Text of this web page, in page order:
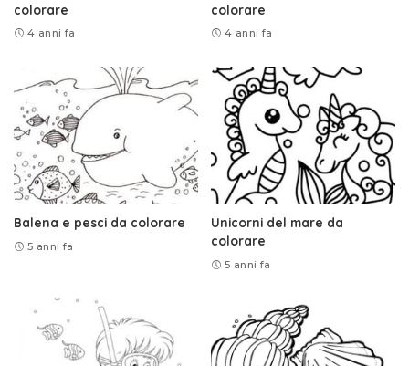
colorare
4 anni fa
colorare
4 anni fa
Balena e pesci da colorare
5 anni fa
Unicorni del mare da
colorare
5 anni fa